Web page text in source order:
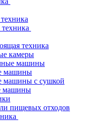
техника
камеры
машины
машины
машины с сушкой
машины
пищевых отходов